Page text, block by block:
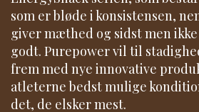
som er bløde i konsistensen,
giver mæthed og sidst men
godt. Purepower vil til
frem med nye innovative
atleterne bedst mulige
det, de elsker mest.